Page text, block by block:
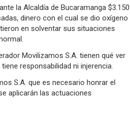
la Alcaldía de Bucaramanga $3.150
dinero con el cual se dio oxígeno
en solventar sus situaciones
Movilizamos S.A. tienen qué ver
responsabilidad ni injerencia.
S.A. que es necesario honrar el
aplicarán las actuaciones